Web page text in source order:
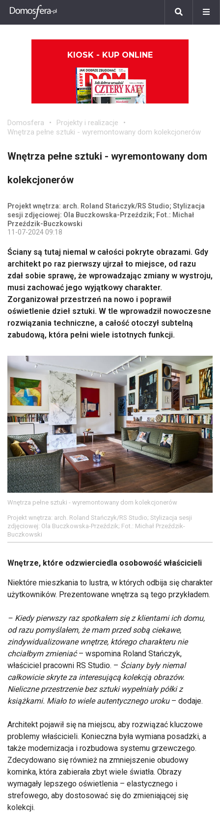
KIOSK - KUP ONLINE
Domosfera
Projekty i realizacje
Wnętrza pełne sztuki - wyremontowany dom kolekcjonerów
Wnętrza pełne sztuki - wyremontowany dom
kolekcjonerów
Projekt wnętrza: arch. Roland Stańczyk/RS Studio; Stylizacja
sesji zdjęciowej: Ola Buczkowska-Przeździk; Fot.: Michał
Przeździk-Buczkowski
11-07-2024 09:18
Ściany są tutaj niemal w całości pokryte obrazami. Gdy
architekt po raz pierwszy ujrzał to miejsce, od razu
zdał sobie sprawę, że wprowadzając zmiany w wystroju,
musi zachować jego wyjątkowy charakter.
Zorganizował przestrzeń na nowo i poprawił
oświetlenie dzieł sztuki. W tle wprowadził nowoczesne
rozwiązania techniczne, a całość otoczył subtelną
zabudową, która pełni wiele istotnych funkcji.
Wnętrza pełne sztuki - wyremontowany dom kolekcjonerów
Projekt wnętrza: arch. Roland Stańczyk/RS Studio; Stylizacja sesji
zdjęciowej: Ola Buczkowska-Przeździk; Fot.: Michał Przeździk-
Buczkowski
Wnętrze, które odzwierciedla osobowość właścicieli
Niektóre mieszkania to lustra, w których odbija się charakter
użytkowników. Prezentowane wnętrza są tego przykładem.
– Kiedy pierwszy raz spotkałem się z klientami ich domu,
od razu pomyślałem, że mam przed sobą ciekawe,
zindywidualizowane wnętrze, którego charakteru nie
chciałbym zmieniać– wspomina Roland Stańczyk,
właściciel pracowni RS Studio. – Ściany były niemal
całkowicie skryte za interesującą kolekcją obrazów.
Nieliczne przestrzenie bez sztuki wypełniały półki z
książkami. Miało to wiele autentycznego uroku– dodaje.
Architekt pojawił się na miejscu, aby rozwiązać kluczowe
problemy właścicieli. Konieczna była wymiana posadzki, a
także modernizacja i rozbudowa systemu grzewczego.
Zdecydowano się również na zmniejszenie obudowy
kominka, która zabierała zbyt wiele światła. Obrazy
wymagały lepszego oświetlenia – elastycznego i
strefowego, aby dostosować się do zmieniającej się
kolekcji.